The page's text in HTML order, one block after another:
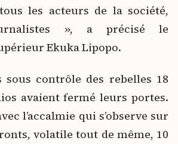
les acteurs de la société,
», a précisé le
Ekuka Lipopo.
sous contrôle des rebelles 18
avaient fermé leurs portes.
l’accalmie qui s’observe sur
volatile tout de même, 10